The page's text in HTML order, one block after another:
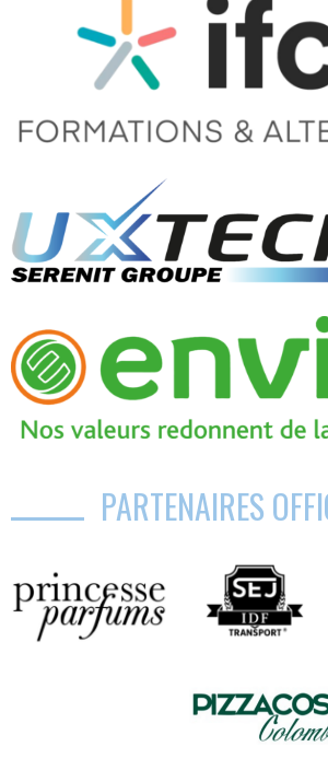
PARTENAIRES